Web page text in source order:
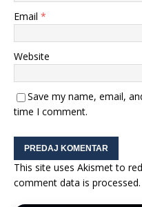
Email *
Website
Save my name, email,
time I comment.
This site uses Akismet to
comment data is processed.